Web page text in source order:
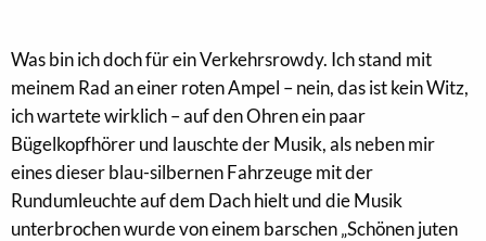
Was bin ich doch für ein Verkehrsrowdy. Ich stand mit
meinem Rad an einer roten Ampel – nein, das ist kein Witz,
ich wartete wirklich – auf den Ohren ein paar
Bügelkopfhörer und lauschte der Musik, als neben mir
eines dieser blau-silbernen Fahrzeuge mit der
Rundumleuchte auf dem Dach hielt und die Musik
unterbrochen wurde von einem barschen „Schönen juten